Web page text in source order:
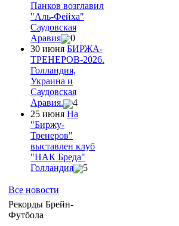
Панков возглавил
"Аль-Фейха"
Саудовская
Аравия
0
30 июня БИРЖА-
ТРЕНЕРОВ-2026.
Голландия,
Украина и
Саудовская
Аравия.
4
25 июня На
"Биржу-
Тренеров"
выставлен клуб
"НАК Бреда"
Голландия
5
Все новости
Рекорды Брейн-
Футбола